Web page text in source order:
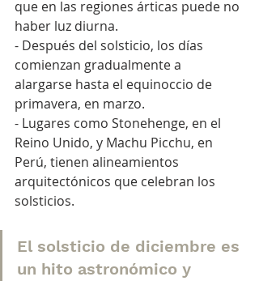
que en las regiones árticas puede no
haber luz diurna.
- Después del solsticio, los días
comienzan gradualmente a
alargarse hasta el equinoccio de
primavera, en marzo.
- Lugares como Stonehenge, en el
Reino Unido, y Machu Picchu, en
Perú, tienen alineamientos
arquitectónicos que celebran los
solsticios.
El solsticio de diciembre es
un hito astronómico y